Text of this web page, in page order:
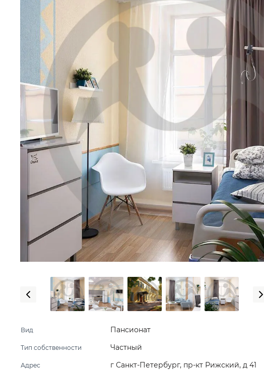
Вид Пансионат
Тип собственности Частный
Адрес
г Санкт-Петербург, пр-кт Рижский, д 41